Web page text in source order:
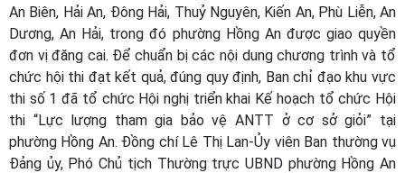
An Biên, Hải An, Đông Hải, Thuỷ Nguyên, Kiến An, Phù Liễn, An
Dương, An Hải, trong đó phường Hồng An được giao quyền
đơn vị đăng cai. Để chuẩn bị các nội dung chương trình và tổ
chức hội thi đạt kết quả, đúng quy định, Ban chỉ đạo khu vực
thi số 1 đã tổ chức Hội nghị triển khai Kế hoạch tổ chức Hội
thi “Lực lượng tham gia bảo vệ ANTT ở cơ sở giỏi” tại
phường Hồng An. Đồng chí Lê Thị Lan-Ủy viên Ban thường vụ
Đảng ủy, Phó Chủ tịch Thường trực UBND phường Hồng An